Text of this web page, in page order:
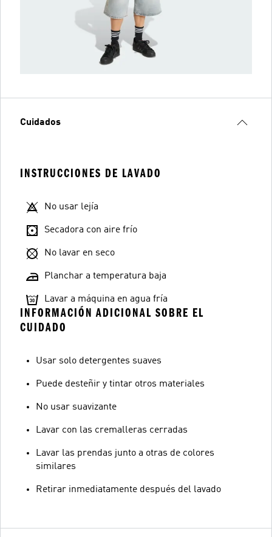
Cuidados
INSTRUCCIONES DE LAVADO
No usar lejía
Secadora con aire frío
No lavar en seco
Planchar a temperatura baja
Lavar a máquina en agua fría
INFORMACIÓN ADICIONAL SOBRE EL
CUIDADO
Usar solo detergentes suaves
Puede desteñir y tintar otros materiales
No usar suavizante
Lavar con las cremalleras cerradas
Lavar las prendas junto a otras de colores
similares
Retirar inmediatamente después del lavado